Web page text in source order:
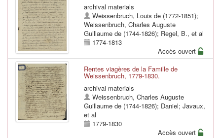
archival materials
Weissenbruch, Louis de (1772-1851);
Weissenbruch, Charles Auguste
Guillaume de (1744-1826); Regel, B., et al
1774-1813
Accès ouvert
Rentes viagères de la Famille de
Weissenbruch, 1779-1830.
archival materials
Weissenbruch, Charles Auguste
Guillaume de (1744-1826); Daniel; Javaux,
et al
1779-1830
Accès ouvert